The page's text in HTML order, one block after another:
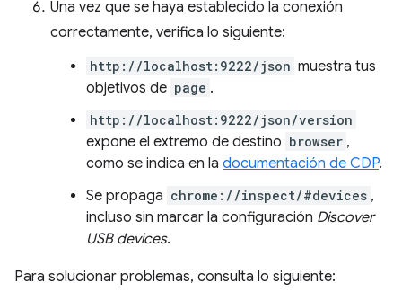
Una vez que se haya establecido la conexión
correctamente, verifica lo siguiente:
http://localhost:9222/json muestra tus
objetivos de page .
http://localhost:9222/json/version
expone el extremo de destino browser ,
como se indica en la documentación de CDP.
Se propaga chrome://inspect/#devices ,
incluso sin marcar la configuración Discover
USB devices.
Para solucionar problemas, consulta lo siguiente: